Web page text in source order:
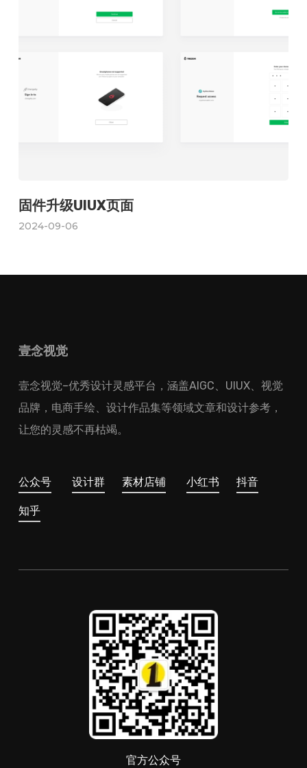
固件升级UIUX页面
2024-09-06
壹念视觉
壹念视觉–优秀设计灵感平台，涵盖AIGC、UIUX、视觉
品牌，电商手绘、设计作品集等领域文章和设计参考，
让您的灵感不再枯竭。
公众号 设计群 素材店铺 小红书 抖音
知乎
官方公众号